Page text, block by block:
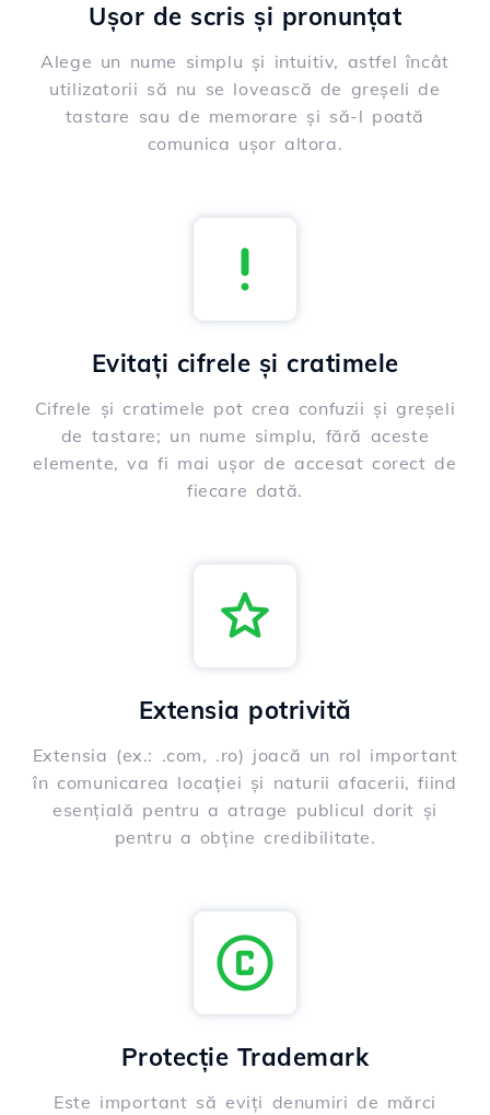
Ușor de scris și pronunțat
Alege un nume simplu și intuitiv, astfel încât
utilizatorii să nu se lovească de greșeli de
tastare sau de memorare și să-l poată
comunica ușor altora.
Evitați cifrele și cratimele
Cifrele și cratimele pot crea confuzii și greșeli
de tastare; un nume simplu, fără aceste
elemente, va fi mai ușor de accesat corect de
fiecare dată.
Extensia potrivită
Extensia (ex.: .com, .ro) joacă un rol important
în comunicarea locației și naturii afacerii, fiind
esențială pentru a atrage publicul dorit și
pentru a obține credibilitate.
Protecție Trademark
Este important să eviți denumiri de mărci